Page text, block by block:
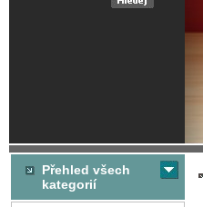
Přehled všech
kategorií